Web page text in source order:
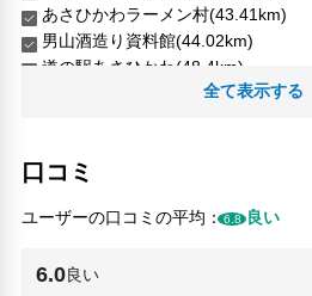
その他サービス
24時間フロント対応
自動販売機
電気自動車充電スタンド
リネン・衣類の湯洗い
あさひかわラーメン村(43.41km)
男山酒造り資料館(44.02km)
道の駅あさひかわ(48.4km)
雪の美術館(51.66km)全て表示する
口コミ
ユーザーの口コミの平均：6.8 良い
6.0良い